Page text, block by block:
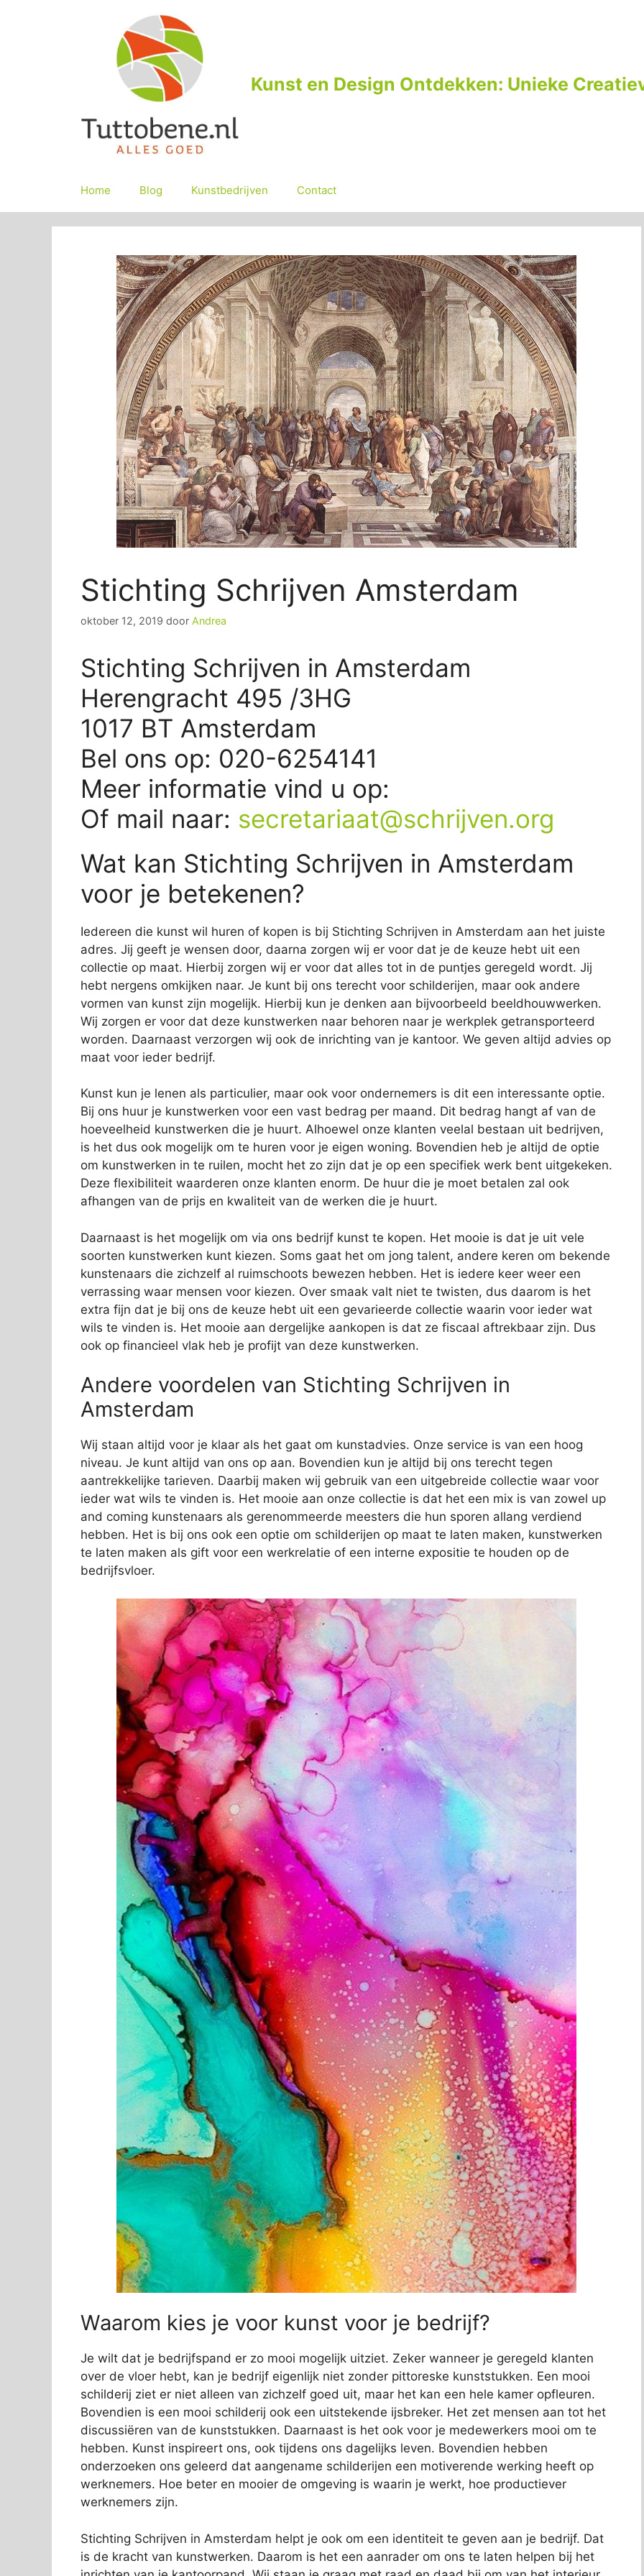
Kunst en Design Ontdekken: Unieke
Home Blog Kunstbedrijven Contact
Stichting Schrijven Amsterdam
oktober 12, 2019 door Andrea
Stichting Schrijven in Amsterdam
Herengracht 495 /3HG
1017 BT Amsterdam
Bel ons op: 020-6254141
Meer informatie vind u op:
Of mail naar: secretariaat@schrijven.org
Wat kan Stichting Schrijven in Amsterdam
voor je betekenen?
Iedereen die kunst wil huren of kopen is bij Stichting Schrijven in Amsterdam aan het juiste
adres. Jij geeft je wensen door, daarna zorgen wij er voor dat je de keuze hebt uit een
collectie op maat. Hierbij zorgen wij er voor dat alles tot in de puntjes geregeld wordt. Jij
hebt nergens omkijken naar. Je kunt bij ons terecht voor schilderijen, maar ook andere
vormen van kunst zijn mogelijk. Hierbij kun je denken aan bijvoorbeeld beeldhouwwerken.
Wij zorgen er voor dat deze kunstwerken naar behoren naar je werkplek getransporteerd
worden. Daarnaast verzorgen wij ook de inrichting van je kantoor. We geven altijd advies op
maat voor ieder bedrijf.
Kunst kun je lenen als particulier, maar ook voor ondernemers is dit een interessante optie.
Bij ons huur je kunstwerken voor een vast bedrag per maand. Dit bedrag hangt af van de
hoeveelheid kunstwerken die je huurt. Alhoewel onze klanten veelal bestaan uit bedrijven,
is het dus ook mogelijk om te huren voor je eigen woning. Bovendien heb je altijd de optie
om kunstwerken in te ruilen, mocht het zo zijn dat je op een specifiek werk bent uitgekeken.
Deze flexibiliteit waarderen onze klanten enorm. De huur die je moet betalen zal ook
afhangen van de prijs en kwaliteit van de werken die je huurt.
Daarnaast is het mogelijk om via ons bedrijf kunst te kopen. Het mooie is dat je uit vele
soorten kunstwerken kunt kiezen. Soms gaat het om jong talent, andere keren om bekende
kunstenaars die zichzelf al ruimschoots bewezen hebben. Het is iedere keer weer een
verrassing waar mensen voor kiezen. Over smaak valt niet te twisten, dus daarom is het
extra fijn dat je bij ons de keuze hebt uit een gevarieerde collectie waarin voor ieder wat
wils te vinden is. Het mooie aan dergelijke aankopen is dat ze fiscaal aftrekbaar zijn. Dus
ook op financieel vlak heb je profijt van deze kunstwerken.
Andere voordelen van Stichting Schrijven in
Amsterdam
Wij staan altijd voor je klaar als het gaat om kunstadvies. Onze service is van een hoog
niveau. Je kunt altijd van ons op aan. Bovendien kun je altijd bij ons terecht tegen
aantrekkelijke tarieven. Daarbij maken wij gebruik van een uitgebreide collectie waar voor
ieder wat wils te vinden is. Het mooie aan onze collectie is dat het een mix is van zowel up
and coming kunstenaars als gerenommeerde meesters die hun sporen allang verdiend
hebben. Het is bij ons ook een optie om schilderijen op maat te laten maken, kunstwerken
te laten maken als gift voor een werkrelatie of een interne expositie te houden op de
bedrijfsvloer.
Waarom kies je voor kunst voor je bedrijf?
Je wilt dat je bedrijfspand er zo mooi mogelijk uitziet. Zeker wanneer je geregeld klanten
over de vloer hebt, kan je bedrijf eigenlijk niet zonder pittoreske kunststukken. Een mooi
schilderij ziet er niet alleen van zichzelf goed uit, maar het kan een hele kamer opfleuren.
Bovendien is een mooi schilderij ook een uitstekende ijsbreker. Het zet mensen aan tot het
discussiëren van de kunststukken. Daarnaast is het ook voor je medewerkers mooi om te
hebben. Kunst inspireert ons, ook tijdens ons dagelijks leven. Bovendien hebben
onderzoeken ons geleerd dat aangename schilderijen een motiverende werking heeft op
werknemers. Hoe beter en mooier de omgeving is waarin je werkt, hoe productiever
werknemers zijn.
Stichting Schrijven in Amsterdam helpt je ook om een identiteit te geven aan je bedrijf. Dat
is de kracht van kunstwerken. Daarom is het een aanrader om ons te laten helpen bij het